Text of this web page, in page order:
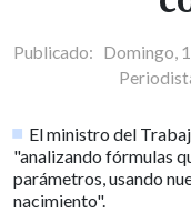
Publicado: Domingo,
El ministro del
"analizando fórmulas
parámetros, usando
nacimiento".